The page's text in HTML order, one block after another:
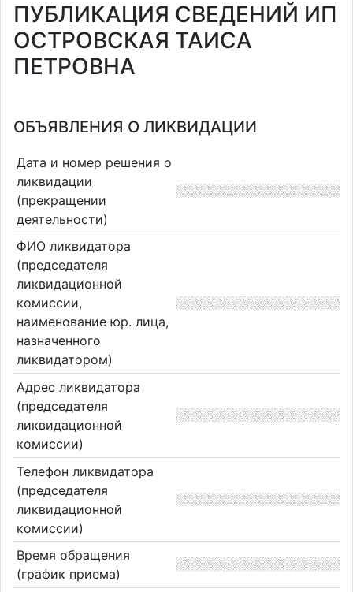
ПУБЛИКАЦИЯ СВЕДЕНИЙ ИП
ОСТРОВСКАЯ ТАИСА
ПЕТРОВНА
ОБЪЯВЛЕНИЯ О ЛИКВИДАЦИИ
Дата и номер решения о
ликвидации
(прекращении
деятельности)
ФИО ликвидатора
(председателя
ликвидационной
комиссии,
наименование юр. лица,
назначенного
ликвидатором)
Адрес ликвидатора
(председателя
ликвидационной
комиссии)
Телефон ликвидатора
(председателя
ликвидационной
комиссии)
Время обращения
(график приема)